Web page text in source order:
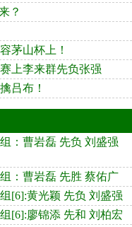
？
茅山杯上！
上李来群先负张强
吕布！
：曹岩磊 先负 刘盛强
：曹岩磊 先胜 蔡佑广
[6]:黄光颖 先负 刘盛强
[6]:廖锦添 先和 刘柏宏